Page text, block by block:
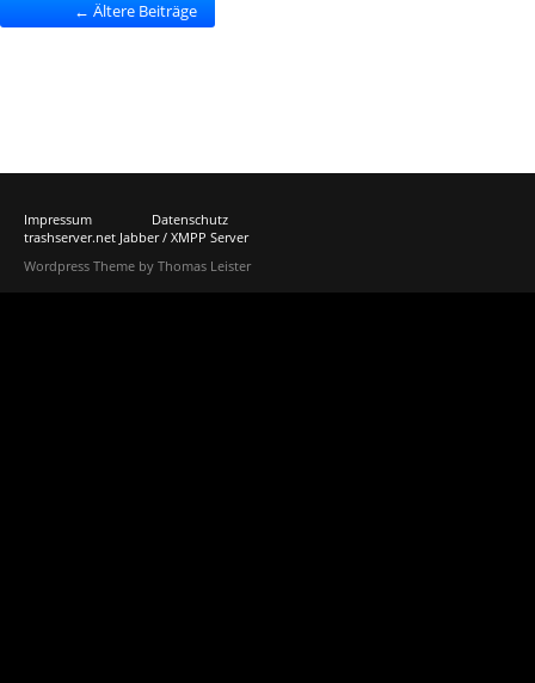
← Ältere Beiträge
Impressum
Datenschutz
trashserver.net Jabber / XMPP Server
Wordpress Theme by Thomas Leister